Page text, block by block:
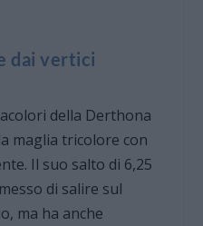
dai vertici
della Derthona
maglia tricolore con
Il suo salto di 6,25
di salire sul
ma ha anche